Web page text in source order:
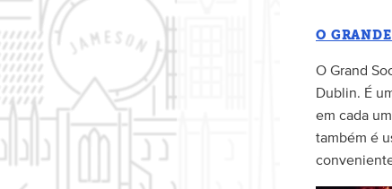
O
O Grand
Dublin. É
em cada
também é